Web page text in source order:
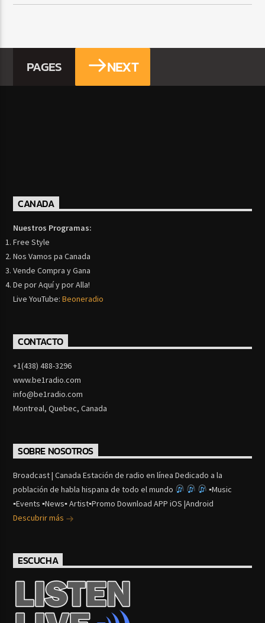
PAGES NEXT
CANADA
Nuestros Programas:
Free Style
Nos Vamos pa Canada
Vende Compra y Gana
De por Aquí y por Alla!
Live YouTube:Beoneradio
CONTACTO
+1(438) 488-3296
www.be1radio.com
info@be1radio.com
Montreal, Quebec, Canada
SOBRE NOSOTROS
Broadcast | Canada Estación de radio en línea Dedicado a la
población de habla hispana de todo el mundo
▪Music
▪Events ▪News▪ Artist▪Promo Download APP iOS |Android
Descubrir más
ESCUCHA